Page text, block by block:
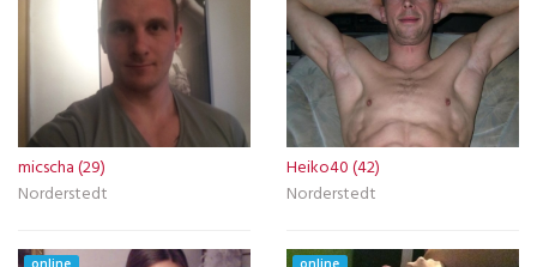
micscha (29)
Norderstedt
Heiko40 (42)
Norderstedt
online online